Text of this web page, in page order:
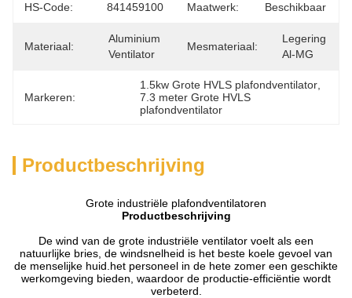
HS-Code: 841459100 Maatwerk: Beschikbaar
Materiaal:
Aluminium
Ventilator
Mesmateriaal:
Legering
Al-MG
Markeren:
1.5kw Grote HVLS plafondventilator
7.3 meter Grote HVLS
plafondventilator
Productbeschrijving
Grote industriële plafondventilatoren
Productbeschrijving
De wind van de grote industriële ventilator voelt als een
natuurlijke bries, de windsnelheid is het beste koele gevoel van
de menselijke huid.het personeel in de hete zomer een geschikte
werkomgeving bieden, waardoor de productie-efficiëntie wordt
verbeterd.